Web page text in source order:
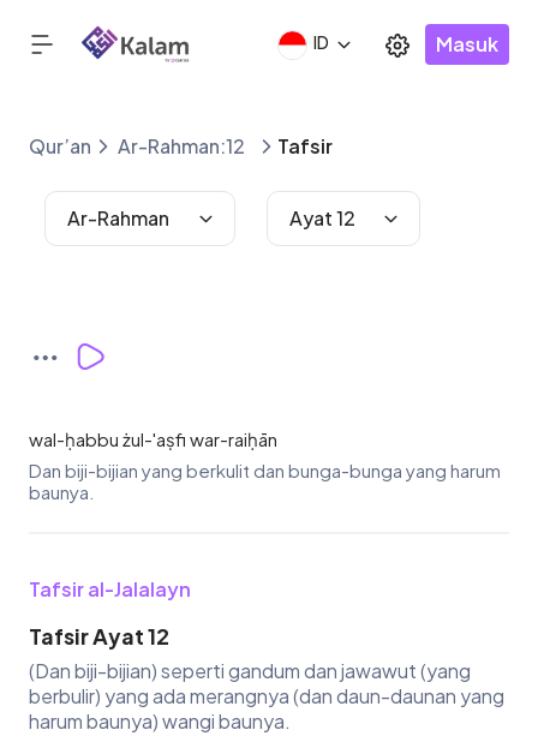
ID Masuk
Qur’an Ar-Rahman:12 Tafsir
Ar-Rahman Ayat 12
wal-ḥabbu żul-'aṣfi war-raiḥān
Dan biji-bijian yang berkulit dan bunga-bunga yang harum
baunya.
Tafsir al-Jalalayn
Tafsir Ayat 12
(Dan biji-bijian) seperti gandum dan jawawut (yang
berbulir) yang ada merangnya (dan daun-daunan yang
harum baunya) wangi baunya.